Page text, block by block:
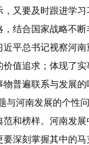
又要及时跟进学
结合国家战略不断
近平总书记视察河
值追求；体现了
普遍联系与发展
与河南发展的个性
和榜样。河南发展
深刻掌握其中的